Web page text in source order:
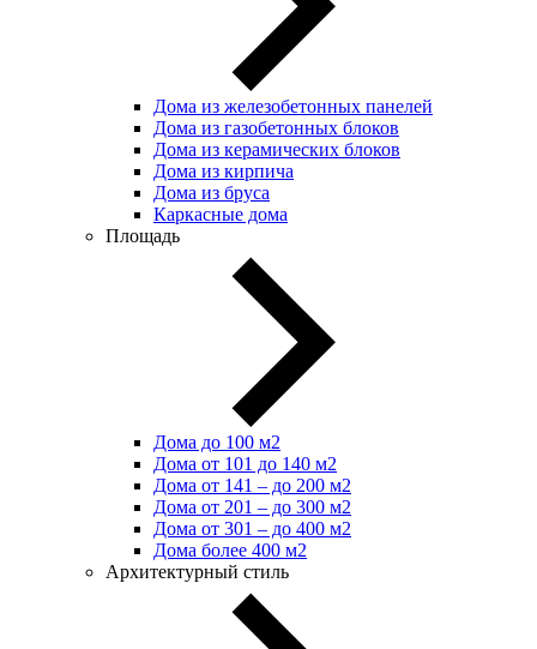
Дома из железобетонных панелей
Дома из газобетонных блоков
Дома из керамических блоков
Дома из кирпича
Дома из бруса
Каркасные дома
Площадь
Дома до 100 м2
Дома от 101 до 140 м2
Дома от 141 – до 200 м2
Дома от 201 – до 300 м2
Дома от 301 – до 400 м2
Дома более 400 м2
Архитектурный стиль